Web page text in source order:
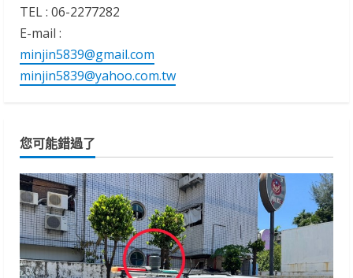
TEL : 06-2277282
E-mail :
minjin5839@gmail.com
minjin5839@yahoo.com.tw
您可能錯過了